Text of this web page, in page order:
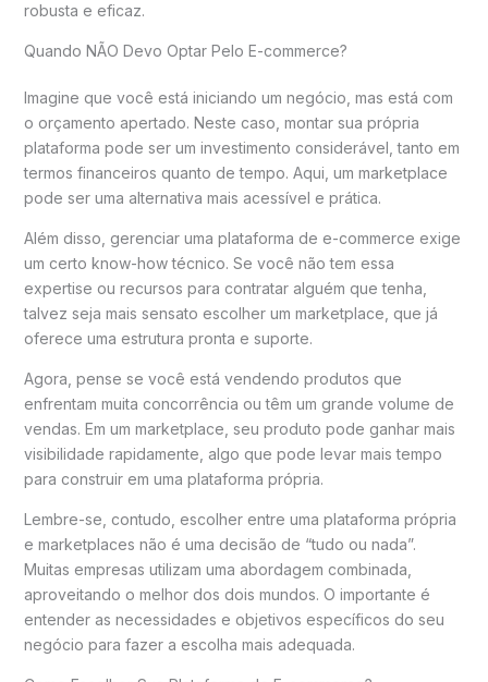
robusta e eficaz.
Quando NÃO Devo Optar Pelo E-commerce?
Imagine que você está iniciando um negócio, mas está com
o orçamento apertado. Neste caso, montar sua própria
plataforma pode ser um investimento considerável, tanto em
termos financeiros quanto de tempo. Aqui, um marketplace
pode ser uma alternativa mais acessível e prática.
Além disso, gerenciar uma plataforma de e-commerce exige
um certo know-how técnico. Se você não tem essa
expertise ou recursos para contratar alguém que tenha,
talvez seja mais sensato escolher um marketplace, que já
oferece uma estrutura pronta e suporte.
Agora, pense se você está vendendo produtos que
enfrentam muita concorrência ou têm um grande volume de
vendas. Em um marketplace, seu produto pode ganhar mais
visibilidade rapidamente, algo que pode levar mais tempo
para construir em uma plataforma própria.
Lembre-se, contudo, escolher entre uma plataforma própria
e marketplaces não é uma decisão de “tudo ou nada”.
Muitas empresas utilizam uma abordagem combinada,
aproveitando o melhor dos dois mundos. O importante é
entender as necessidades e objetivos específicos do seu
negócio para fazer a escolha mais adequada.